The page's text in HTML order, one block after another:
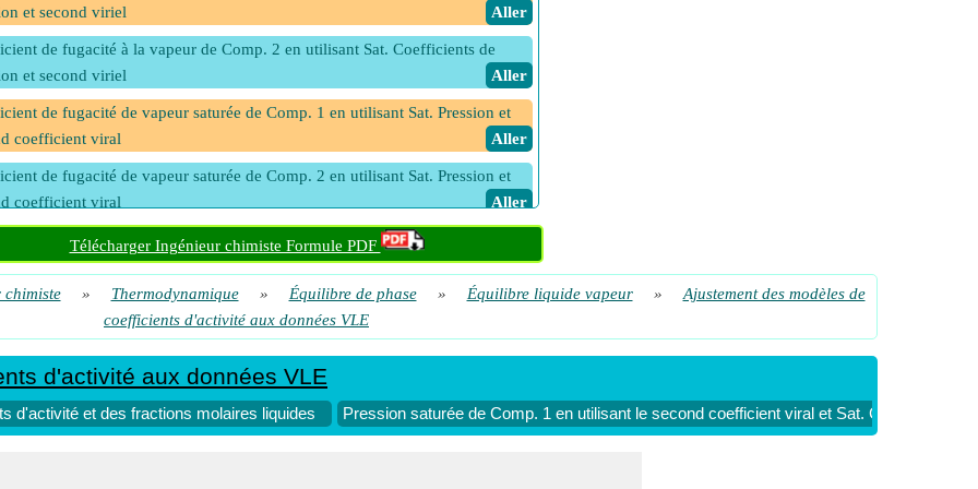
et second viriel
​ Aller
de fugacité à la vapeur de Comp. 2 en utilisant Sat. Coefficients de
et second viriel
​ Aller
de fugacité de vapeur saturée de Comp. 1 en utilisant Sat. Pression et
coefficient viral
​ Aller
de fugacité de vapeur saturée de Comp. 2 en utilisant Sat. Pression et
coefficient viral
​ Aller
coefficient viral de Comp. 1 en utilisant Sat. Coefficient de pression et
de vapeur saturée
​ Aller
coefficient viral de Comp. 2 en utilisant Pression Saturée et Sat.
de fugacité de vapeur
d'énergie libre de Gibbs à l'aide des coefficients d'activité et des fractions
liquides
saturée de Comp. 1 en utilisant le second coefficient viral et Sat.
Télécharger Ingénieur chimiste Formule PDF
chimiste » Thermodynamique » Équilibre de phase » Équilibre liquide vapeur »
Ajustement des modèles de
coefficients d'activité aux données VLE
d'activité aux données VLE
d'activité et des fractions molaires liquides Pression saturée de Comp. 1 en utilisant le second coefficient viral et Sat. Coefficient de